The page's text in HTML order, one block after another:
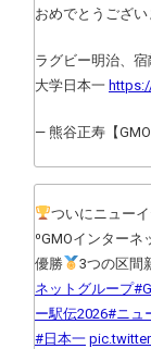
おめでとうござい
ラグビー明治、
大学日本一
— 熊谷正寿【
ついにニュー
⁰GMOインターネ
優勝
3つの区間
ネットグループ
ー駅伝2026#ニュ
#日本一